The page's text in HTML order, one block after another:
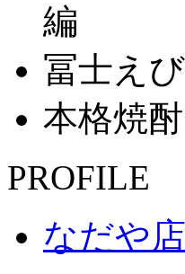
編
冨士え
本格焼
PROFILE
なだや